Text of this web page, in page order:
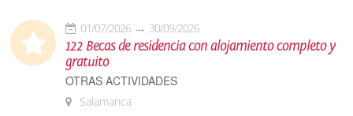
01/07/2026 30/09/2026
122 Becas de residencia con alojamiento completo y
gratuito
OTRAS ACTIVIDADES
Salamanca